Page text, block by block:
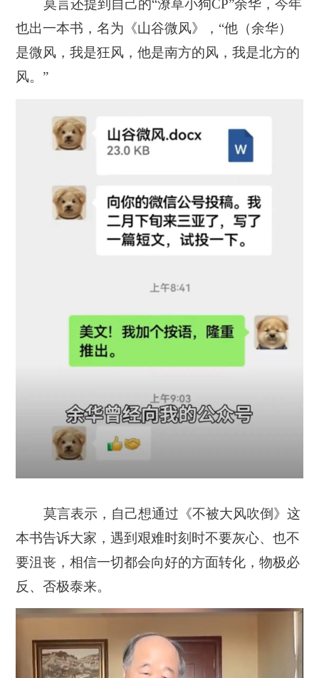
莫言还提到自己的“潦草小狗CP”余华，今年
也出一本书，名为《山谷微风》， “他（余华）
是微风，我是狂风，他是南方的风，我是北方的
风。”
莫言表示，自己想通过《不被大风吹倒》这
本书告诉大家，遇到艰难时刻时不要灰心、也不
要沮丧，相信一切都会向好的方面转化 ，物极必
反、否极泰来。